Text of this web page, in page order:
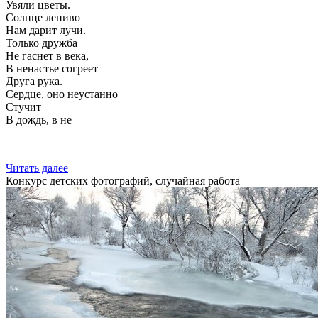
Увяли цветы.
Солнце лениво
Нам дарит лучи.
Только дружба
Не гаснет в века,
В ненастье согреет
Друга рука.
Сердце, оно неустанно
Стучит
В дождь, в не
Читать далее
Конкурс детских фотографий, случайная работа